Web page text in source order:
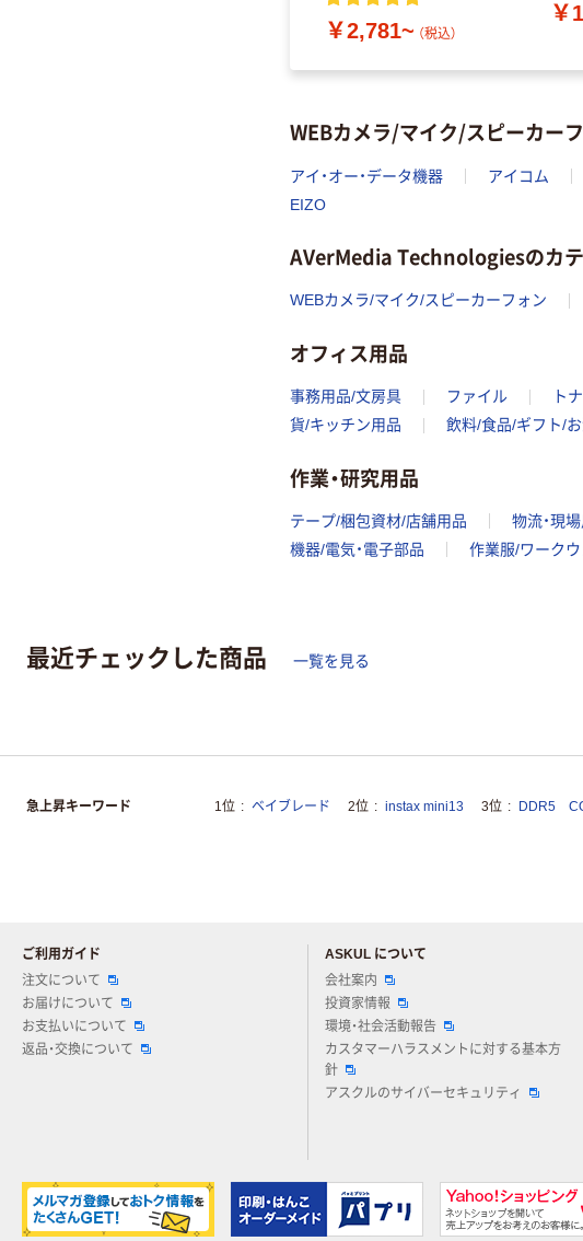
￥2,781~ （税込）
￥
WEBカメラ/マイク/スピーカー
アイ・オー・データ機器 アイコム
EIZO
AVerMedia Technologiesのカ
WEBカメラ/マイク/スピーカーフォン
オフィス用品
事務用品/文房具 ファイル ト
貨/キッチン用品
飲料/食品/ギフト/
作業・研究用品
テープ/梱包資材/店舗用品 物流・現
機器/電気・電子部品
作業服/ワーク
最近チェックした商品 一覧を見る
急上昇キーワード 1位 ベイブレード 2位 instax mini13 3位 DDR5
ご利用ガイド
注文について
お届けについて
お支払いについて
返品・交換について
ASKUL について
会社案内
投資家情報
環境・社会活動報告
カスタマーハラスメントに対する基本方
針
アスクルのサイバーセキュリティ